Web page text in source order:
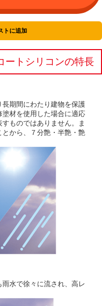
トに追加
ートシリコンの特長
期間にわたり建物を保護
材を使用した場合に適応
ものではありません。ま
から、７分艶・半艶・艶
水で徐々に流され、高レ